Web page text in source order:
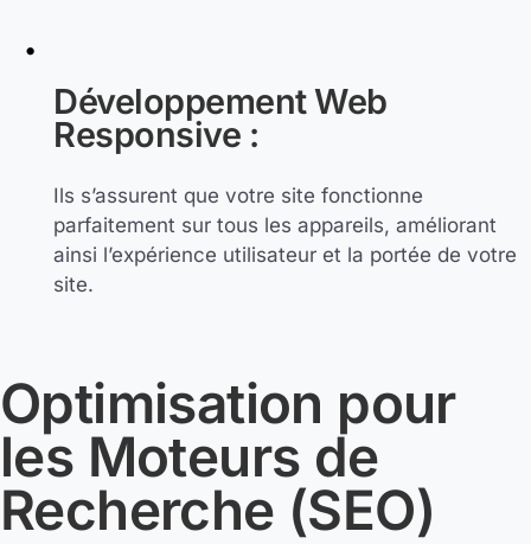
Développement Web
Responsive :
Ils s’assurent que votre site fonctionne
parfaitement sur tous les appareils, améliorant
ainsi l’expérience utilisateur et la portée de votre
site.
Optimisation pour
les Moteurs de
Recherche (SEO)